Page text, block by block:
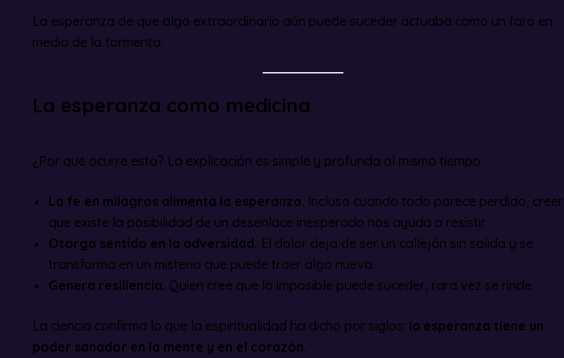
La esperanza de que algo extraordinario aún puede suceder actuaba como un faro en
medio de la tormenta.
La esperanza como medicina
¿Por qué ocurre esto? La explicación es simple y profunda al mismo tiempo:
La fe en milagros alimenta la esperanza. Incluso cuando todo parece perdido, creer
que existe la posibilidad de un desenlace inesperado nos ayuda a resistir.
Otorga sentido en la adversidad. El dolor deja de ser un callejón sin salida y se
transforma en un misterio que puede traer algo nuevo.
Genera resiliencia. Quien cree que lo imposible puede suceder, rara vez se rinde.
La ciencia confirma lo que la espiritualidad ha dicho por siglos: la esperanza tiene un
poder sanador en la mente y en el corazón.